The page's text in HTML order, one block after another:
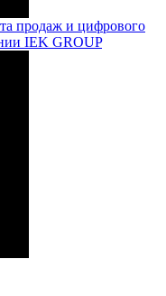
продаж и цифрового
IEK GROUP